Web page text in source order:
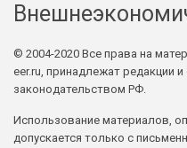
© 2004-2020 Все права на
eer.ru, принадлежат редакции
законодательством РФ.
Использование материалов,
допускается только с